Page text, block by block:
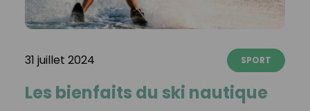
31 juillet 2024 SPORT
Les bienfaits du ski nautique